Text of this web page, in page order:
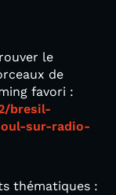
le
de
favori :
bresil-
sur-radio-
thématiques :